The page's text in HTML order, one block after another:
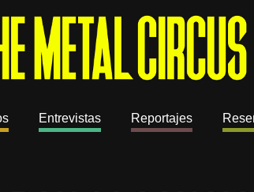
Entrevistas Reportajes